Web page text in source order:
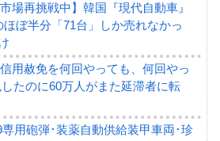
市場再挑戦中】韓国『現代自動車』
ぼ半分「71台」しか売れなかっ
用赦免を何回やっても、何回やっ
たのに60万人がまた延滞者に転
用砲弾･装薬自動供給装甲車両･珍